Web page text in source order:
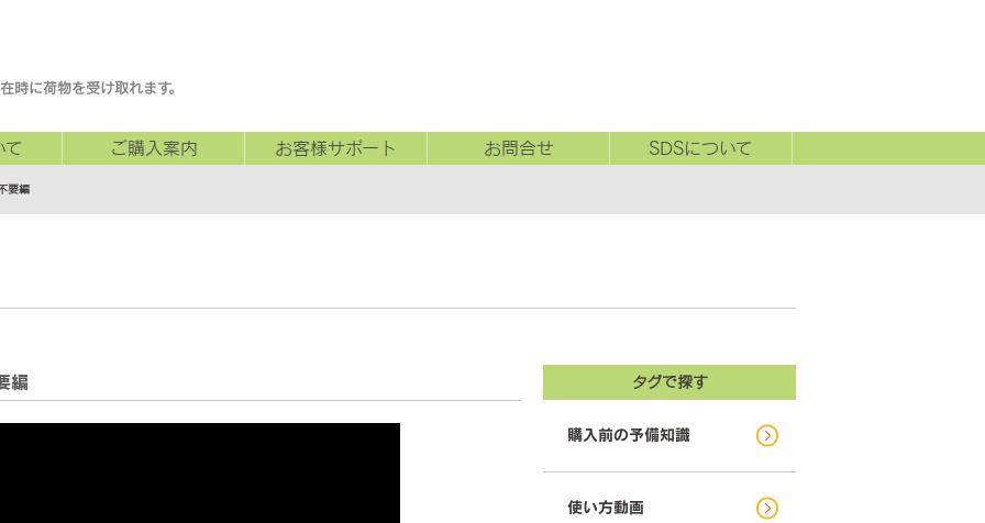
時に荷物を受け取れます。
て ご購入案内 お客様サポート お問合せ SDSについて
要編
編 タグで探す
購入前の予備知識
使い方動画